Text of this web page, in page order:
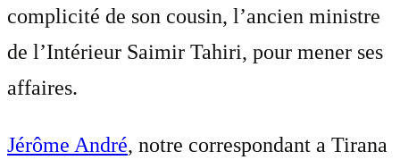
complicité de son cousin, l’ancien ministre
de l’Intérieur Saimir Tahiri, pour mener ses
affaires.
Jérôme André, notre correspondant a Tirana